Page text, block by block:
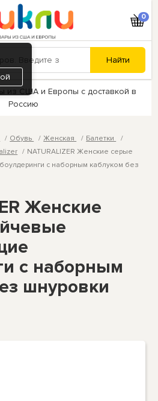
0
из США и Европы с доставкой в
Россию
Обувь Женская
Балетки
NATURALIZER Женские серые
с наборным каблуком без
Женские
с наборным
шнуровки